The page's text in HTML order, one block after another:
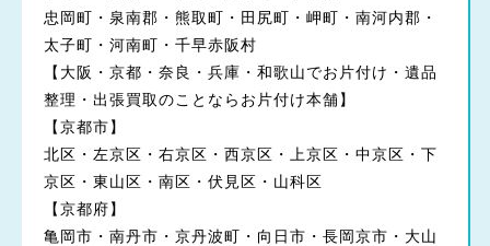
忠岡町・泉南郡・熊取町・田尻町・岬町・南河内郡・
太子町・河南町・千早赤阪村
【大阪・京都・奈良・兵庫・和歌山でお片付け・遺品
整理・出張買取のことならお片付け本舗】
【京都市】
北区・左京区・右京区・西京区・上京区・中京区・下
京区・東山区・南区・伏見区・山科区
【京都府】
亀岡市・南丹市・京丹波町・向日市・長岡京市・大山